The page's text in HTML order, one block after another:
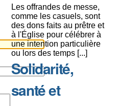
Les offrandes de messe,
comme les casuels, sont
des dons faits au prêtre et
à l'Église pour célébrer à
une intention particulière
ou lors des temps [...]
Solidarité,
santé et